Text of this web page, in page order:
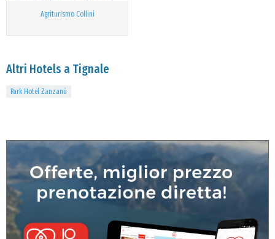
Agriturismo Collini
Altri Hotels a Tignale
Park Hotel Zanzanù